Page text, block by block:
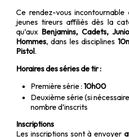
Ce rendez-vous
jeunes tireurs affiliés dès la
qu’aux Benjamins, Cadets,
Hommes, dans les disciplines
Pistol.
Horaires des séries de tir :
Première série : 10h00
Deuxième série (si
nombre d’inscrits
Inscriptions
Les inscriptions sont à envoyer